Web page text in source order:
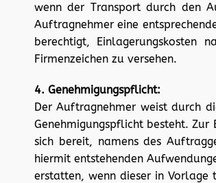
wenn der Transport durch den
Auftragnehmer eine
berechtigt, Einlagerungskosten
Firmenzeichen zu versehen.
4. Genehmigungspflicht:
Der Auftragnehmer weist durch
Genehmigungspflicht besteht.
sich bereit, namens des
hiermit entstehenden
erstatten, wenn dieser in Vorlage